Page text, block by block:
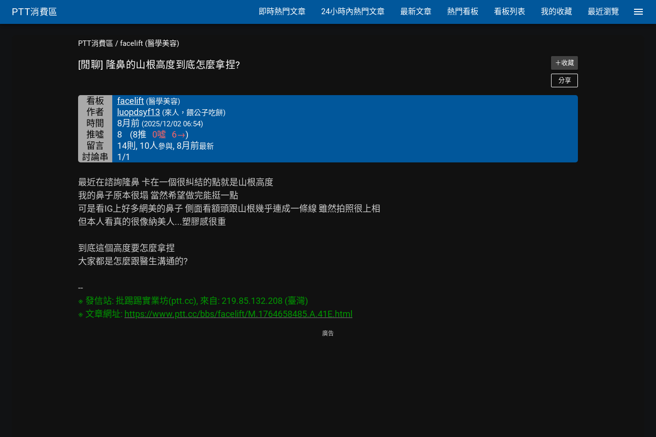
PTT消費區 即時熱門文章 24小時內熱門文章 最新文章 熱門看板 看板列表 我的收藏 最近瀏覽
PTT消費區 / facelift (醫學美容)
[閒聊] 隆鼻的山根高度到底怎麼拿捏? ＋收藏
分享
看板 facelift (醫學美容)
作者 luopdsyf13 (來人，餵公子吃餅)
時間 8月前 (2025/12/02 06:54)
推噓 8 (8推 0噓 6→)
留言
14則, 10人參與, 8月前最新
討論串 1/1
最近在諮詢隆鼻 卡在一個很糾結的點就是山根高度
我的鼻子原本很塌 當然希望做完能挺一點
可是看IG上好多網美的鼻子 側面看額頭跟山根幾乎連成一條線 雖然拍照很上相
但本人看真的很像納美人...塑膠感很重
到底這個高度要怎麼拿捏
大家都是怎麼跟醫生溝通的?
※ 發信站: 批踢踢實業坊(ptt.cc), 來自: 219.85.132.208 (臺灣)
※ 文章網址: https://www.ptt.cc/bbs/facelift/M.1764658485.A.41E.html
廣告